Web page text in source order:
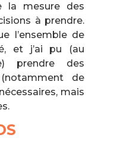
la mesure des
à prendre.
l’ensemble de
et j’ai pu (au
prendre des
de
mais